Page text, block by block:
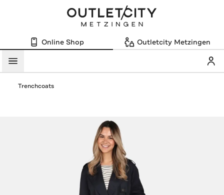
Online Shop Outletcity Metzingen
Menü
Trenchcoats